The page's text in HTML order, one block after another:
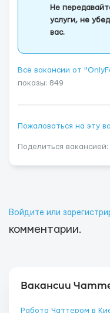
Не
услуги, не
вас.
Все вакансии от
показы: 849
Пожаловаться на эту
Поделиться вакансией:
Войдите или
комментарии.
Вакансии
Работа Чаттером в